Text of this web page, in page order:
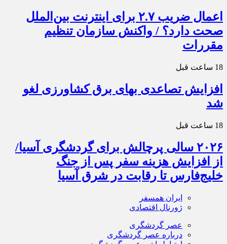
اعمال ضریب ۲.۷ برای اینترنت بین‌الملل
صحت دارد؟ / واکنش سازمان تنظیم
مقررات
18 ساعت قبل
افزایش تصاعدی بهای برق کشاورزی لغو
شد
18 ساعت قبل
۲۰۲۶ سالی پرچالش برای گردشگری آسیا/
از افزایش هزینه سفر پس از جنگ
خلیج‌فارس تا رقابت در شرق آسیا
ایران همسفر
ژورنال اقتصادی
عصر گردشگری
درباره عصر گردشگری